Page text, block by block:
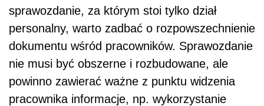
sprawozdanie, za którym stoi tylko dział
personalny, warto zadbać o rozpowszechnienie
dokumentu wśród pracowników. Sprawozdanie
nie musi być obszerne i rozbudowane, ale
powinno zawierać ważne z punktu widzenia
pracownika informacje, np. wykorzystanie